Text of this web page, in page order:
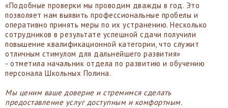
«Подобные проверки мы проводим дважды в год. Это
позволяет нам выявить профессиональные пробелы и
оперативно принять меры по их устранению. Несколько
сотрудников в результате успешной сдачи получили
повышение квалификационной категории, что служит
отличным стимулом для дальнейшего развития»
- отметила начальник отдела по развитию и обучению
персонала Школьных Полина.
Мы ценим ваше доверие и стремимся сделать
предоставление услуг доступным и комфортным.